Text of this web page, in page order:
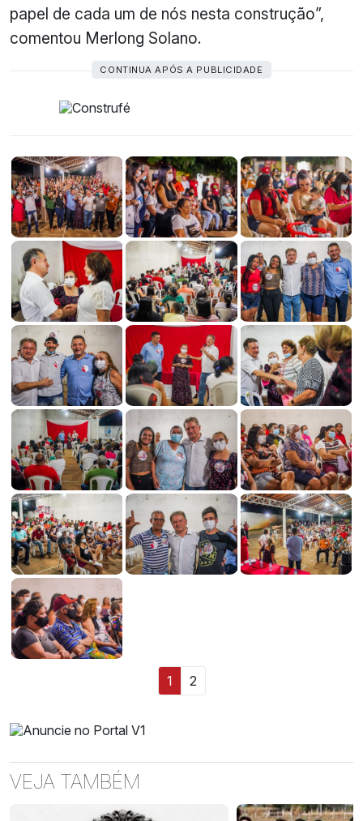
papel de cada um de nós nesta construção”,
comentou Merlong Solano.
CONTINUA APÓS A PUBLICIDADE
1 2
VEJA TAMBÉM